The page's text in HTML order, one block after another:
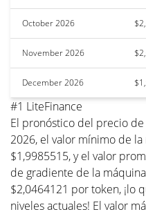
October 2026
November 2026
December 2026
#1 LiteFinance
El pronóstico del precio
2026, el valor mínimo de
$1,9985515, y el valor
de gradiente de la
$2,0464121 por token, ¡lo
niveles actuales! El valor